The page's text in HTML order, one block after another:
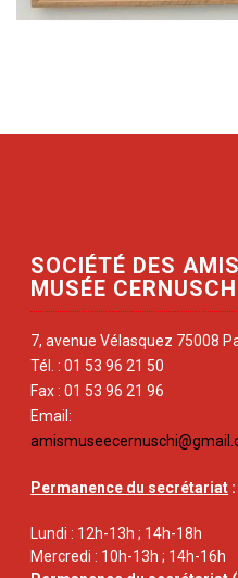
SOCIÉTÉ DES
MUSÉE
7, avenue Vélasquez 75008
Tél. : 01 53 96 21 50
Fax : 01 53 96 21 96
Email:
Permanence du secrétariat :
Lundi : 12h-13h ; 14h-18h
Mercredi : 10h-13h ; 14h-16h